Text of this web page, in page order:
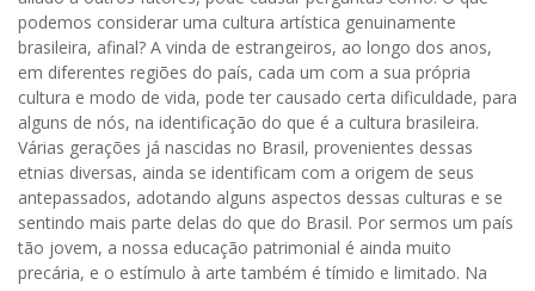
podemos considerar uma cultura artística genuinamente
brasileira, afinal? A vinda de estrangeiros, ao longo dos anos,
em diferentes regiões do país, cada um com a sua própria
cultura e modo de vida, pode ter causado certa dificuldade, para
alguns de nós, na identificação do que é a cultura brasileira.
Várias gerações já nascidas no Brasil, provenientes dessas
etnias diversas, ainda se identificam com a origem de seus
antepassados, adotando alguns aspectos dessas culturas e se
sentindo mais parte delas do que do Brasil. Por sermos um país
tão jovem, a nossa educação patrimonial é ainda muito
precária, e o estímulo à arte também é tímido e limitado. Na